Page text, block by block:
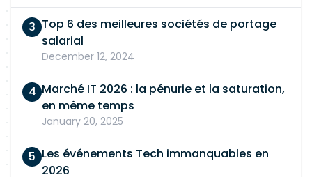
Top 6 des meilleures sociétés de portage
salarial
December 12, 2024
Marché IT 2026 : la pénurie et la saturation,
en même temps
January 20, 2025
Les événements Tech immanquables en
2026